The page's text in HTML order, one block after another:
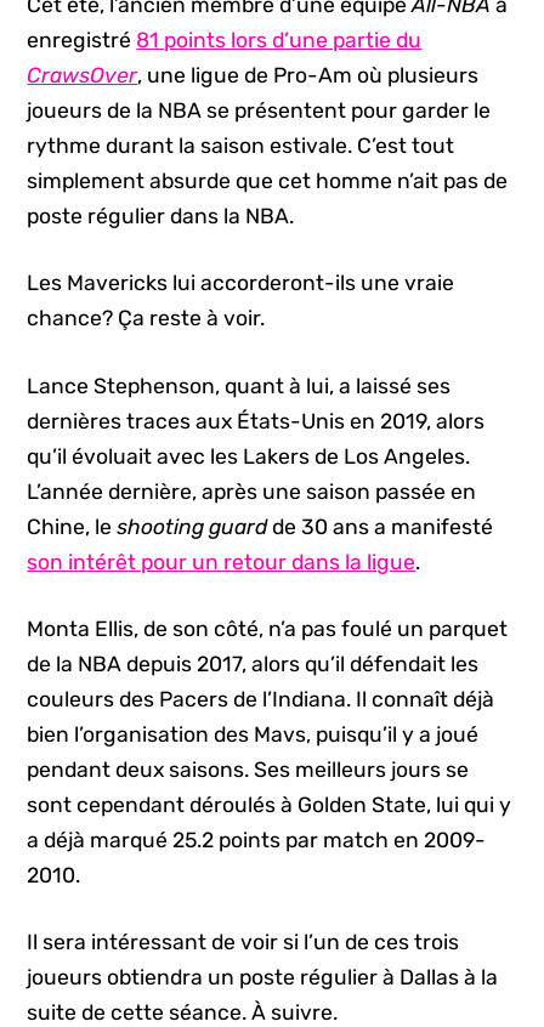
enregistré 81 points lors d’une partie du
CrawsOver, une ligue de Pro-Am où plusieurs
joueurs de la NBA se présentent pour garder le
rythme durant la saison estivale. C’est tout
simplement absurde que cet homme n’ait pas de
poste régulier dans la NBA.
Les Mavericks lui accorderont-ils une vraie
chance? Ça reste à voir.
Lance Stephenson, quant à lui, a laissé ses
dernières traces aux États-Unis en 2019, alors
qu’il évoluait avec les Lakers de Los Angeles.
L’année dernière, après une saison passée en
Chine, leshooting guardde 30 ans a manifesté
son intérêt pour un retour dans la ligue.
Monta Ellis, de son côté, n’a pas foulé un parquet
de la NBA depuis 2017, alors qu’il défendait les
couleurs des Pacers de l’Indiana. Il connaît déjà
bien l’organisation des Mavs, puisqu’il y a joué
pendant deux saisons. Ses meilleurs jours se
sont cependant déroulés à Golden State, lui qui y
a déjà marqué 25.2 points par match en 2009-
2010.
Il sera intéressant de voir si l’un de ces trois
joueurs obtiendra un poste régulier à Dallas à la
suite de cette séance. À suivre.